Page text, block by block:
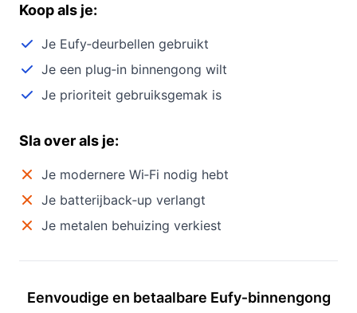
Koop als je:
Je Eufy‑deurbellen gebruikt
Je een plug‑in binnengong wilt
Je prioriteit gebruiksgemak is
Sla over als je:
Je modernere Wi‑Fi nodig hebt
Je batterijback‑up verlangt
Je metalen behuizing verkiest
Eenvoudige en betaalbare Eufy‑binnengong